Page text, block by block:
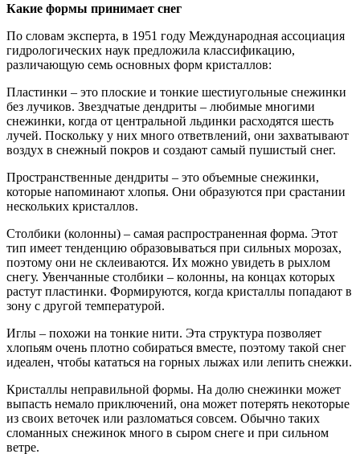
Какие формы принимает снег
По словам эксперта, в 1951 году Международная ассоциация
гидрологических наук предложила классификацию,
различающую семь основных форм кристаллов:
Пластинки – это плоские и тонкие шестиугольные снежинки
без лучиков. Звездчатые дендриты – любимые многими
снежинки, когда от центральной льдинки расходятся шесть
лучей. Поскольку у них много ответвлений, они захватывают
воздух в снежный покров и создают самый пушистый снег.
Пространственные дендриты – это объемные снежинки,
которые напоминают хлопья. Они образуются при срастании
нескольких кристаллов.
Столбики (колонны) – самая распространенная форма. Этот
тип имеет тенденцию образовываться при сильных морозах,
поэтому они не склеиваются. Их можно увидеть в рыхлом
снегу. Увенчанные столбики – колонны, на концах которых
растут пластинки. Формируются, когда кристаллы попадают в
зону с другой температурой.
Иглы – похожи на тонкие нити. Эта структура позволяет
хлопьям очень плотно собираться вместе, поэтому такой снег
идеален, чтобы кататься на горных лыжах или лепить снежки.
Кристаллы неправильной формы. На долю снежинки может
выпасть немало приключений, она может потерять некоторые
из своих веточек или разломаться совсем. Обычно таких
сломанных снежинок много в сыром снеге и при сильном
ветре.